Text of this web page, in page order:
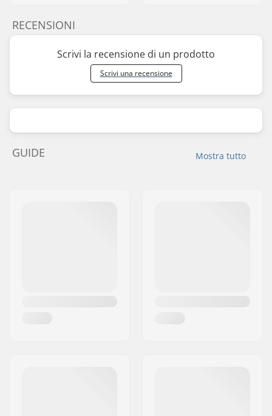
RECENSIONI
Scrivi la recensione di un prodotto
Scrivi una recensione
Mostra tutto
GUIDE